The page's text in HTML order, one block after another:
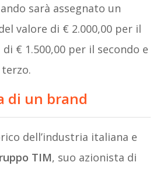
sarà assegnato un
valore di € 2.000,00 per il
€ 1.500,00 per il secondo e
di un brand
dell’industria italiana e
TIM, suo azionista di